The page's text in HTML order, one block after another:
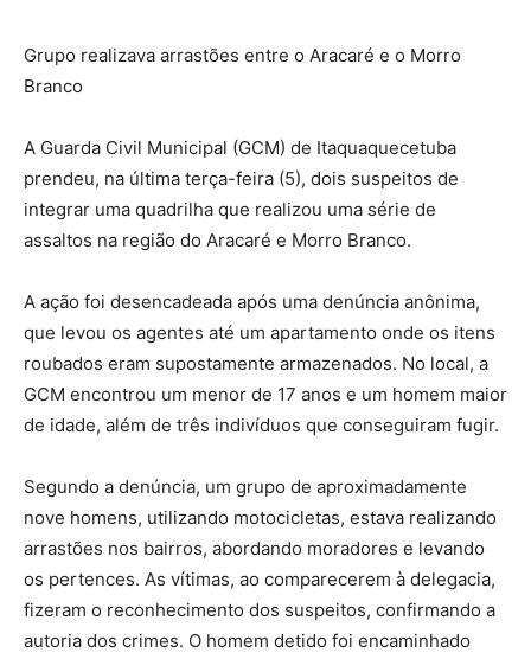
Grupo realizava arrastões entre o Aracaré e o Morro
Branco
A Guarda Civil Municipal (GCM) de Itaquaquecetuba
prendeu, na última terça-feira (5), dois suspeitos de
integrar uma quadrilha que realizou uma série de
assaltos na região do Aracaré e Morro Branco.
A ação foi desencadeada após uma denúncia anônima,
que levou os agentes até um apartamento onde os itens
roubados eram supostamente armazenados. No local, a
GCM encontrou um menor de 17 anos e um homem maior
de idade, além de três indivíduos que conseguiram fugir.
Segundo a denúncia, um grupo de aproximadamente
nove homens, utilizando motocicletas, estava realizando
arrastões nos bairros, abordando moradores e levando
os pertences. As vítimas, ao comparecerem à delegacia,
fizeram o reconhecimento dos suspeitos, confirmando a
autoria dos crimes. O homem detido foi encaminhado